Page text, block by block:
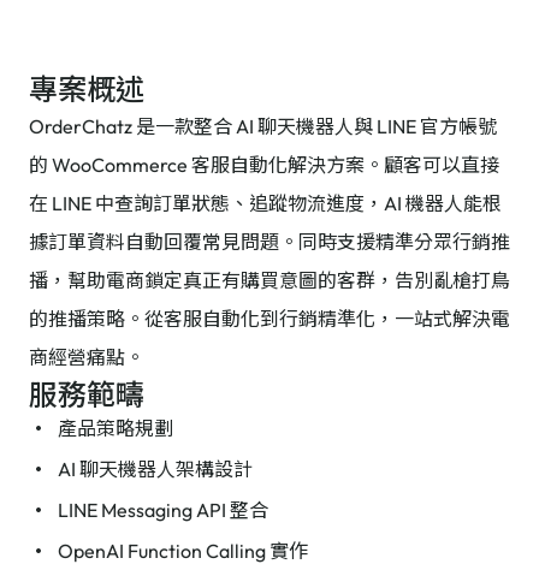
專案概述
OrderChatz 是一款整合 AI 聊天機器人與 LINE 官方帳號
的 WooCommerce 客服自動化解決方案。顧客可以直接
在 LINE 中查詢訂單狀態、追蹤物流進度，AI 機器人能根
據訂單資料自動回覆常見問題。同時支援精準分眾行銷推
播，幫助電商鎖定真正有購買意圖的客群，告別亂槍打鳥
的推播策略。從客服自動化到行銷精準化，一站式解決電
商經營痛點。
服務範疇
產品策略規劃
AI 聊天機器人架構設計
LINE Messaging API 整合
OpenAI Function Calling 實作